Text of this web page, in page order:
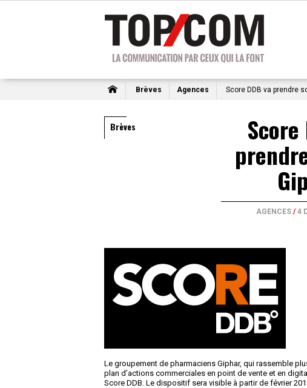
Brèves Agences Score DDB va prendre
Brèves Score
AGENCES /4
Le groupement de pharmaciens Giphar, qui rassemble
plan d’actions commerciales en point de vente et en
Score DDB. Le dispositif sera visible à partir de février